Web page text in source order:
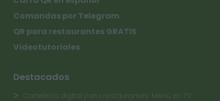
Comandas por Telegram
QR para restaurantes GRATIS
Videotutoriales
Destacados
Cartelería digital para restaurantes. Menú en TV